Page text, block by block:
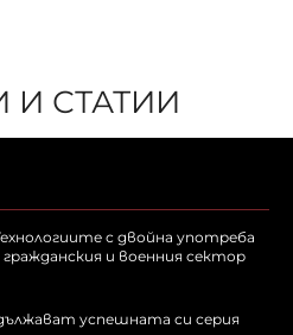
СТАТИИ
с двойна употреба
и военния сектор
успешната си серия